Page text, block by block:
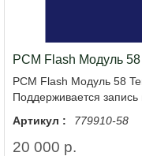
PCM Flash Модуль
PCM Flash Модуль 58
Поддерживается запись
Артикул :
779910-58
20 000 р.